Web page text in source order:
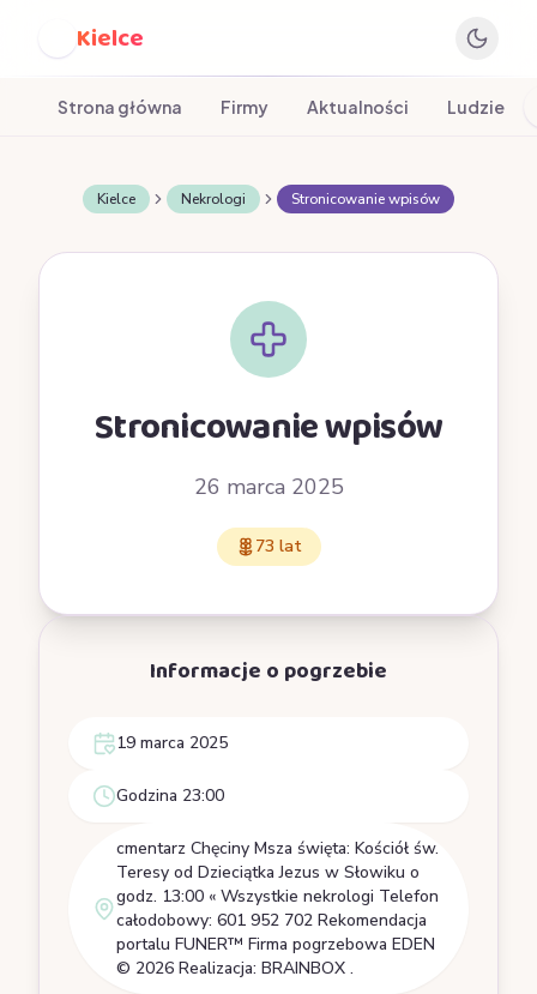
Kielce
Strona główna Firmy Aktualności Ludzie
Kielce Nekrologi Stronicowanie wpisów
Stronicowanie wpisów
26 marca 2025
73 lat
Informacje o pogrzebie
19 marca 2025
Godzina 23:00
cmentarz Chęciny Msza święta: Kościół św.
Teresy od Dzieciątka Jezus w Słowiku o
godz. 13:00 « Wszystkie nekrologi Telefon
całodobowy: 601 952 702 Rekomendacja
portalu FUNER™ Firma pogrzebowa EDEN
© 2026 Realizacja: BRAINBOX .